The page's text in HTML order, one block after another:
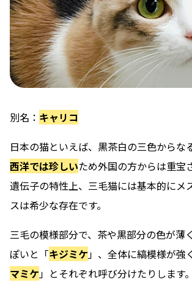
別名： キャリコ
日本の猫といえば、黒茶白の三色からな
西洋では珍しいため外国の方からは重宝
遺伝子の特性上、三毛猫には基本的にメ
スは希少な存在です。
三毛の模様部分で、茶や黒部分の色が薄
ぽいと「キジミケ」、全体に縞模様が強
マミケ」とそれぞれ呼び分けたりします。